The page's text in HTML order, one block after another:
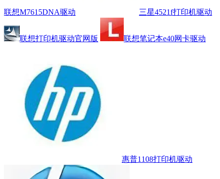
联想M7615DNA驱动 三星4521f打印机驱动
联想打印机驱动官网版 联想笔记本e40网卡驱动
惠普1108打印机驱动